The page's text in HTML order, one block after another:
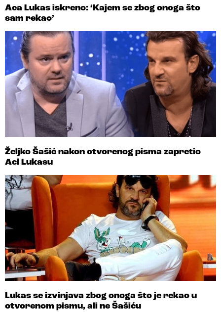
Aca Lukas iskreno: ‘Kajem se zbog onoga što
sam rekao’
Željko Šašić nakon otvorenog pisma zapretio
Aci Lukasu
Lukas se izvinjava zbog onoga što je rekao u
otvorenom pismu, ali ne Šašiću